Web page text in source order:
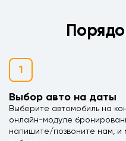
1
Выбор авто на даты
Выберите автомобиль на
онлайн-модуле
напишите/позвоните нам,